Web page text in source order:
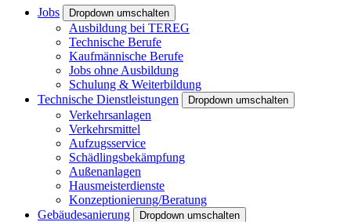
Jobs Dropdown umschalten
Ausbildung bei TEREG
Technische Berufe
Kaufmännische Berufe
Jobs ohne Ausbildung
Schulung & Weiterbildung
Technische Dienstleistungen
Dropdown umschalten
Verkehrsanlagen
Verkehrsmittel
Aufzugsservice
Schädlingsbekämpfung
Außenanlagen
Hausmeisterdienste
Konzeptionierung/Beratung
Gebäudesanierung
Dropdown umschalten